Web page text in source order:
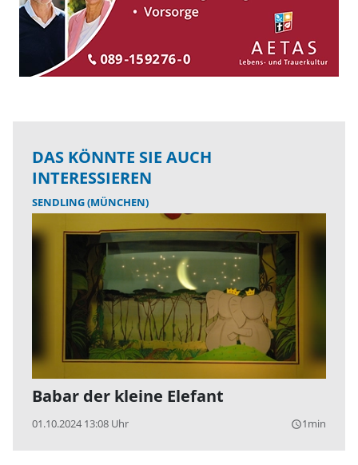
DAS KÖNNTE SIE AUCH
INTERESSIEREN
SENDLING (MÜNCHEN)
Babar der kleine Elefant
01.10.2024 13:08 Uhr query_builder1min